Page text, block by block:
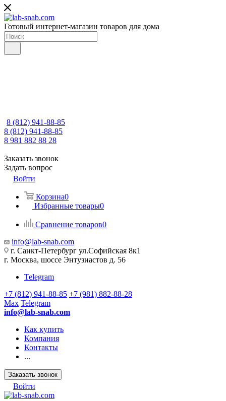
Готовый интернет-магазин товаров для дома
8 (812) 941-88-85
8 (812) 941-88-85
8 981 882 88 28
Заказать звонок
Задать вопрос
Войти
Корзина0
Избранные товары0
Сравнение товаров0
info@lab-snab.com
г. Санкт-Петербург ул.Софийская 8к1
г. Москва, шоссе Энтузиастов д. 56
Telegram
+7 (812) 941-88-85 +7 (981) 882-88-28
Max Telegram
info@lab-snab.com
Как купить
Компания
Контакты
...
Заказать звонок
Войти